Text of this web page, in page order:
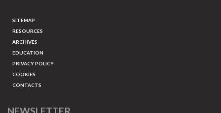
SITEMAP
RESOURCES
ARCHIVES
EDUCATION
PRIVACY POLICY
COOKIES
CONTACTS
NEWSLETTER